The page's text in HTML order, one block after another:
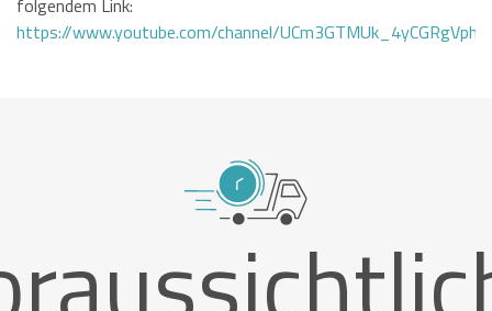
folgendem Link:
https://www.youtube.com/channel/